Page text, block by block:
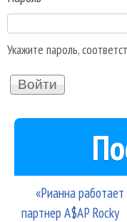
Укажите пароль,
«Рианна работает
партнер A$AP Rocky